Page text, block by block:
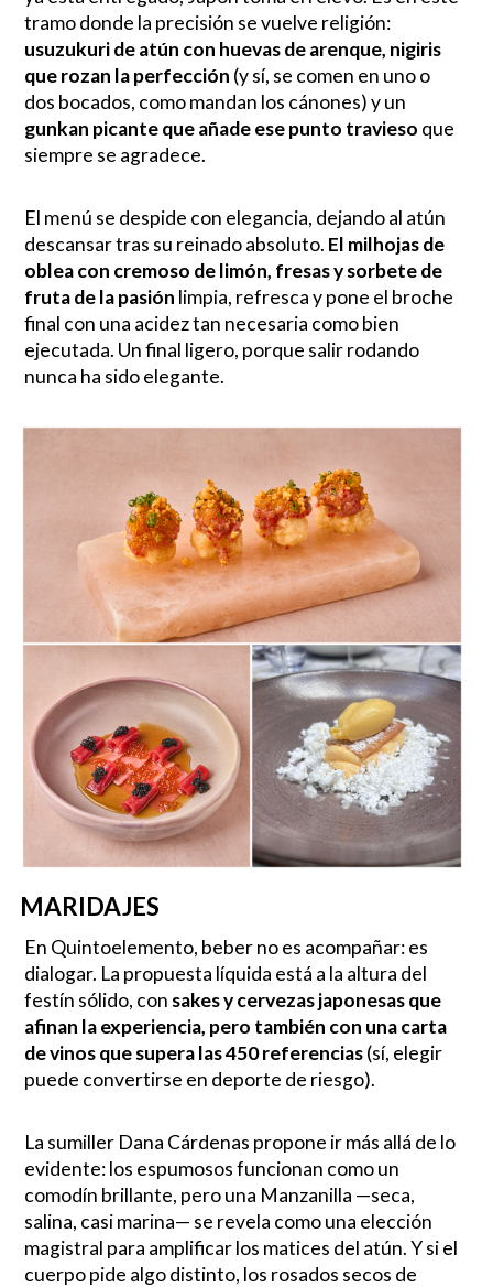
tramo donde la precisión se vuelve religión:
usuzukuri de atún con huevas de arenque, nigiris
que rozan la perfección (y sí, se comen en uno o
dos bocados, como mandan los cánones) y un
gunkan picante que añade ese punto travieso que
siempre se agradece.
El menú se despide con elegancia, dejando al atún
descansar tras su reinado absoluto. El milhojas de
oblea con cremoso de limón, fresas y sorbete de
fruta de la pasión limpia, refresca y pone el broche
final con una acidez tan necesaria como bien
ejecutada. Un final ligero, porque salir rodando
nunca ha sido elegante.
MARIDAJES
En Quintoelemento, beber no es acompañar: es
dialogar. La propuesta líquida está a la altura del
festín sólido, con sakes y cervezas japonesas que
afinan la experiencia, pero también con una carta
de vinos que supera las 450 referencias(sí, elegir
puede convertirse en deporte de riesgo).
La sumiller Dana Cárdenas propone ir más allá de lo
evidente: los espumosos funcionan como un
comodín brillante, pero una Manzanilla —seca,
salina, casi marina— se revela como una elección
magistral para amplificar los matices del atún. Y si el
cuerpo pide algo distinto, los rosados secos de